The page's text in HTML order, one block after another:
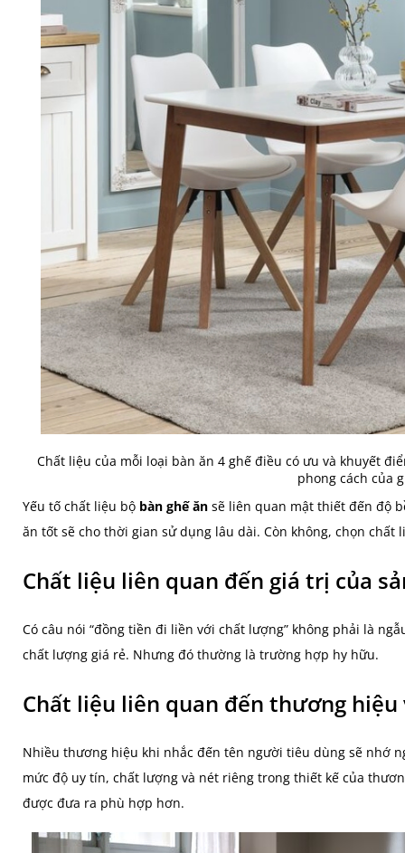
Chất liệu của mỗi loại bàn ăn 4 ghế điều có ưu và khuyết
phong cách của
Yếu tố chất liệu bộ bàn ghế ăn sẽ liên quan mật thiết đến độ
ăn tốt sẽ cho thời gian sử dụng lâu dài. Còn không, chọn
Chất liệu liên quan đến giá trị của
Có câu nói “đồng tiền đi liền với chất lượng” không phải là
chất lượng giá rẻ. Nhưng đó thường là trường hợp hy hữu.
Chất liệu liên quan đến thương
Nhiều thương hiệu khi nhắc đến tên người tiêu dùng sẽ nhớ
mức độ uy tín, chất lượng và nét riêng trong thiết kế của
được đưa ra phù hợp hơn.